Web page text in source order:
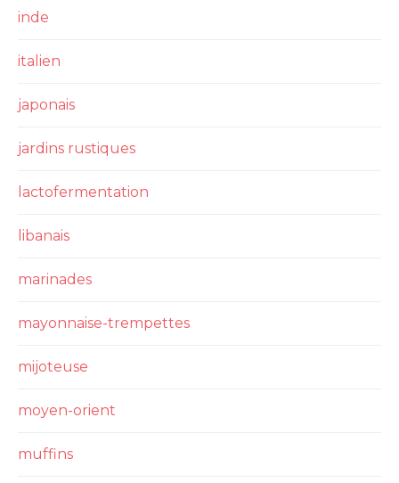
inde
italien
japonais
jardins rustiques
lactofermentation
libanais
marinades
mayonnaise-trempettes
mijoteuse
moyen-orient
muffins